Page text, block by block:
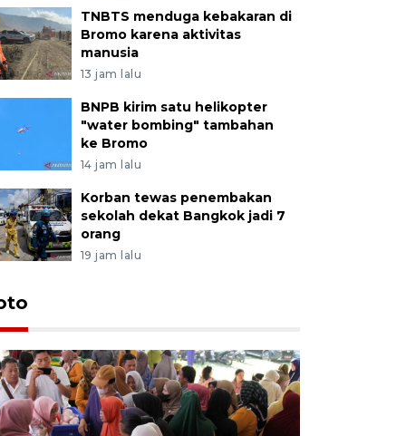
TNBTS menduga kebakaran di
Bromo karena aktivitas
manusia
13 jam lalu
BNPB kirim satu helikopter
"water bombing" tambahan
ke Bromo
14 jam lalu
Korban tewas penembakan
sekolah dekat Bangkok jadi 7
orang
19 jam lalu